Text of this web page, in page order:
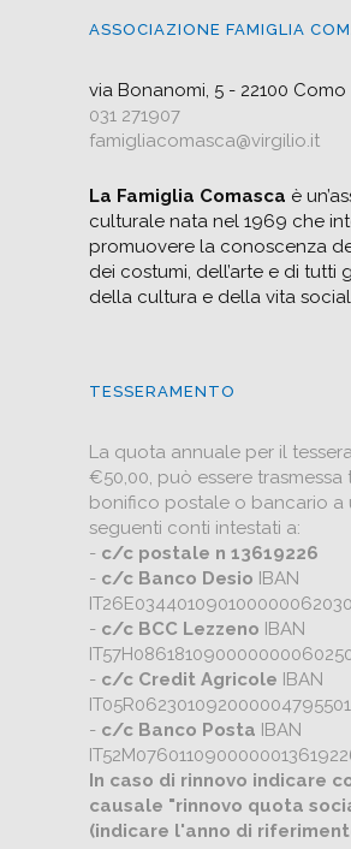
ASSOCIAZIONE FAMIGLIA
via Bonanomi, 5 - 22100 Como
031 271907
famigliacomasca@virgilio.it
La Famiglia Comasca è
culturale nata nel 1969 che
promuovere la conoscenza
dei costumi, dell’arte e di tutti
della cultura e della vita
TESSERAMENTO
La quota annuale per il
€50,00, può essere trasmessa
bonifico postale o bancario a
seguenti conti intestati a:
- c/c postale n 13619226
- c/c Banco Desio IBAN
- c/c BCC Lezzeno IBAN
- c/c Credit Agricole IBAN
- c/c Banco Posta IBAN
In caso di rinnovo indicare
causale "rinnovo quota
(indicare l'anno di